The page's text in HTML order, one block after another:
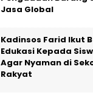
Jasa Global
Kadinsos Farid Ikut
Edukasi Kepada
Agar Nyaman di
Rakyat